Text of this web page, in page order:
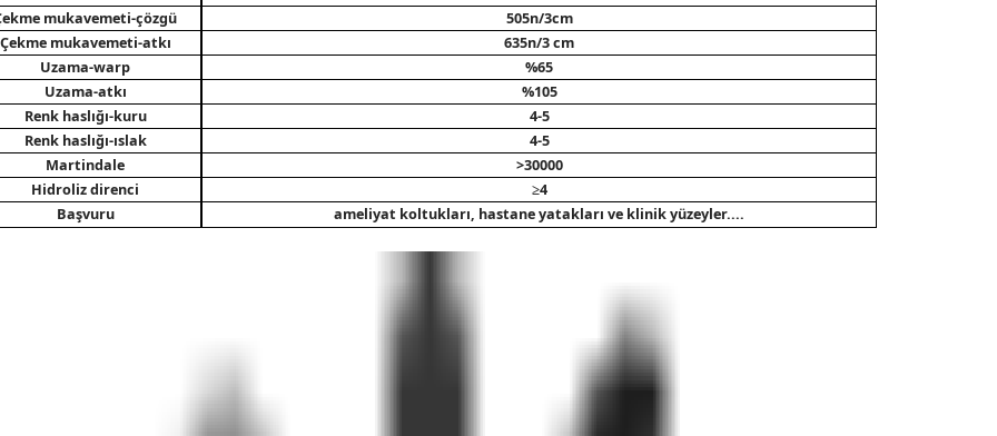
mukavemeti-çözgü
505n/3cm
Çekme mukavemeti-atkı
635n/3 cm
Uzama-warp
%65
Uzama-atkı
%105
Renk haslığı-kuru
4-5
Renk haslığı-ıslak
4-5
Martindale
>30000
Hidroliz direnci
≥4
Başvuru
ameliyat koltukları, hastane yatakları ve klinik yüzeyler....